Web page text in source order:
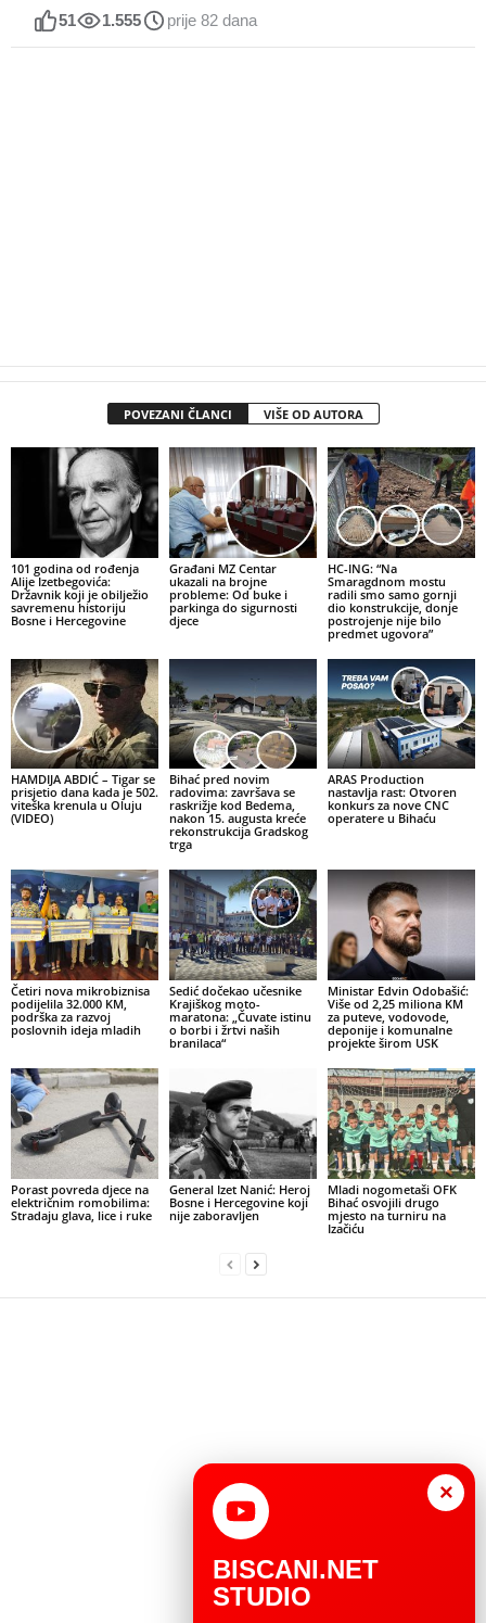
51 1.555 prije 82 dana
POVEZANI ČLANCI VIŠE OD AUTORA
101 godina od rođenja
Alije Izetbegovića:
Državnik koji je obilježio
savremenu historiju
Bosne i Hercegovine
Građani MZ Centar
ukazali na brojne
probleme: Od buke i
parkinga do sigurnosti
djece
HC-ING: “Na
Smaragdnom mostu
radili smo samo gornji
dio konstrukcije, donje
postrojenje nije bilo
predmet ugovora”
HAMDIJA ABDIĆ – Tigar se
prisjetio dana kada je 502.
viteška krenula u Oluju
(VIDEO)
Bihać pred novim
radovima: završava se
raskrižje kod Bedema,
nakon 15. augusta kreće
rekonstrukcija Gradskog
trga
ARAS Production
nastavlja rast: Otvoren
konkurs za nove CNC
operatere u Bihaću
Četiri nova mikrobiznisa
podijelila 32.000 KM,
podrška za razvoj
poslovnih ideja mladih
Sedić dočekao učesnike
Krajiškog moto-
maratona: „Čuvate istinu
o borbi i žrtvi naših
branilaca“
Ministar Edvin Odobašić:
Više od 2,25 miliona KM
za puteve, vodovode,
deponije i komunalne
projekte širom USK
Porast povreda djece na
električnim romobilima:
Stradaju glava, lice i ruke
General Izet Nanić: Heroj
Bosne i Hercegovine koji
nije zaboravljen
Mladi nogometaši OFK
Bihać osvojili drugo
mjesto na turniru na
Izačiću
×
BISCANI.NET
STUDIO